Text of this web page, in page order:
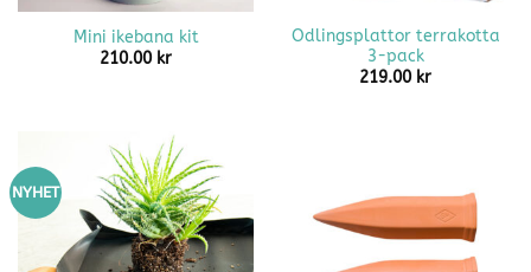
Mini ikebana kit
210.00 kr
Odlingsplattor terrakotta
3-pack
219.00 kr
NYHET